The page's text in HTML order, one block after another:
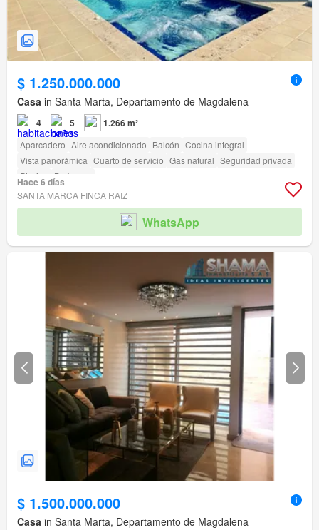
$ 1.250.000.000
Casa in Santa Marta, Departamento de Magdalena
4 5 1.266 m²
Aparcadero Aire acondicionado Balcón Cocina integral
Vista panorámica Cuarto de servicio Gas natural Seguridad privada
Piscina
Barbecue
Hace 6 días
SANTA MARCA FINCA RAIZ
WhatsApp
$ 1.500.000.000
Casa in Santa Marta, Departamento de Magdalena